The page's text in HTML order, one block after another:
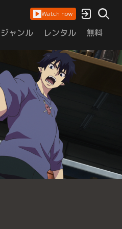
Watch now
ジャンル レンタル 無料